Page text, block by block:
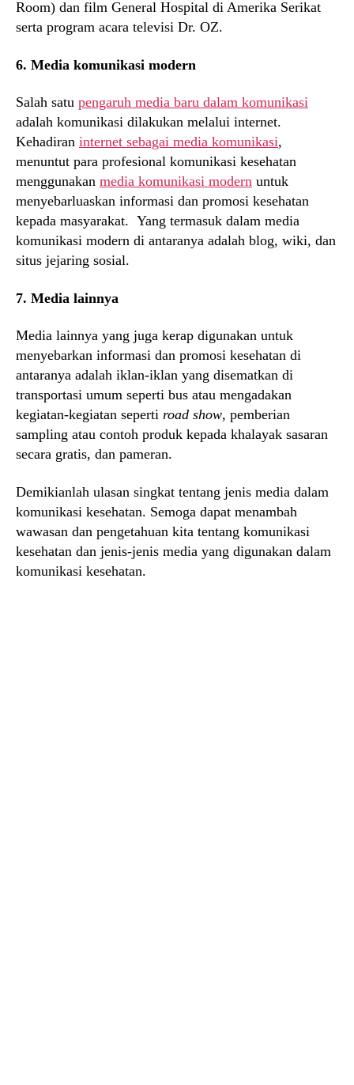
Room) dan film General Hospital di Amerika Serikat
serta program acara televisi Dr. OZ.
6. Media komunikasi modern
Salah satu pengaruh media baru dalam komunikasi
adalah komunikasi dilakukan melalui internet.
Kehadiran internet sebagai media komunikasi,
menuntut para profesional komunikasi kesehatan
menggunakan media komunikasi modern untuk
menyebarluaskan informasi dan promosi kesehatan
kepada masyarakat. Yang termasuk dalam media
komunikasi modern di antaranya adalah blog, wiki, dan
situs jejaring sosial.
7. Media lainnya
Media lainnya yang juga kerap digunakan untuk
menyebarkan informasi dan promosi kesehatan di
antaranya adalah iklan-iklan yang disematkan di
transportasi umum seperti bus atau mengadakan
kegiatan-kegiatan seperti road show, pemberian
sampling atau contoh produk kepada khalayak sasaran
secara gratis, dan pameran.
Demikianlah ulasan singkat tentang jenis media dalam
komunikasi kesehatan. Semoga dapat menambah
wawasan dan pengetahuan kita tentang komunikasi
kesehatan dan jenis-jenis media yang digunakan dalam
komunikasi kesehatan.